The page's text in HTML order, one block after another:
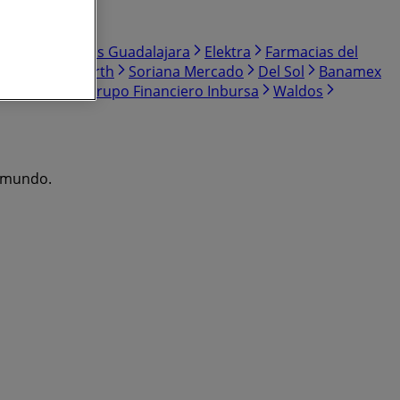
Farmacias Guadalajara Elektra
Farmacias del
Woolworth Soriana Mercado Del Sol
Banamex
Grupo Financiero Inbursa
Waldos